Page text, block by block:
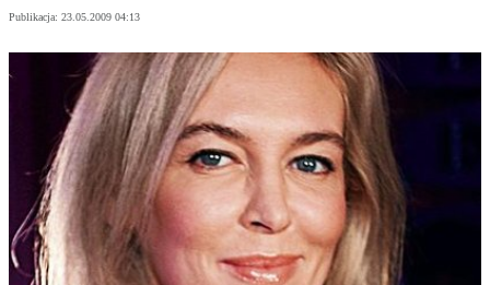
Publikacja: 23.05.2009 04:13